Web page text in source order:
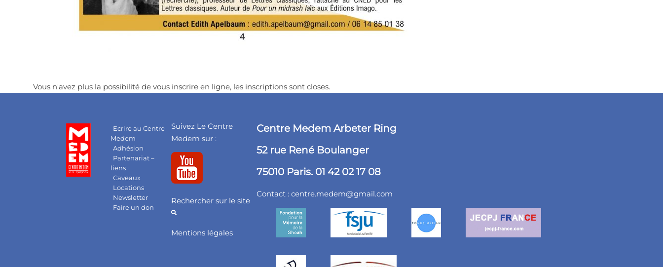
Vous n'avez plus la possibilité de vous inscrire en ligne, les inscriptions sont closes.
Ecrire au Centre
Medem
Adhésion
Partenariat –
liens
Caveaux
Locations
Newsletter
Faire un don
Suivez Le Centre
Medem sur :
Rechercher sur le site
Mentions légales
Centre Medem Arbeter Ring
52 rue René Boulanger
75010 Paris. 01 42 02 17 08
Contact :centre.medem@gmail.com